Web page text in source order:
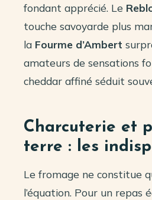
fondant apprécié. Le
touche savoyarde plus
la Fourme d’Ambert
amateurs de sensations
cheddar affiné séduit
Charcuterie et
terre : les
Le fromage ne constitue
l’équation. Pour un repas